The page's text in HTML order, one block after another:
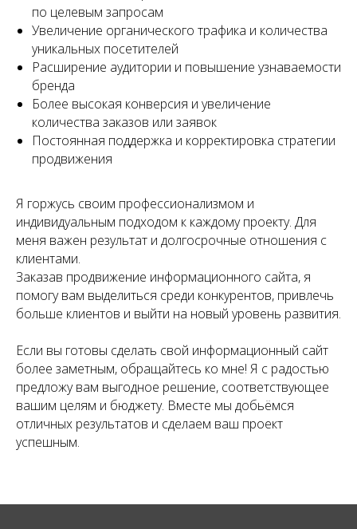
по целевым запросам
Увеличение органического трафика и количества
уникальных посетителей
Расширение аудитории и повышение узнаваемости
бренда
Более высокая конверсия и увеличение
количества заказов или заявок
Постоянная поддержка и корректировка стратегии
продвижения
Я горжусь своим профессионализмом и
индивидуальным подходом к каждому проекту. Для
меня важен результат и долгосрочные отношения с
клиентами.
Заказав продвижение информационного сайта, я
помогу вам выделиться среди конкурентов, привлечь
больше клиентов и выйти на новый уровень развития.
Если вы готовы сделать свой информационный сайт
более заметным, обращайтесь ко мне! Я с радостью
предложу вам выгодное решение, соответствующее
вашим целям и бюджету. Вместе мы добьёмся
отличных результатов и сделаем ваш проект
успешным.